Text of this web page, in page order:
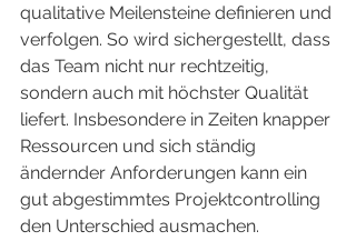
qualitative Meilensteine definieren und
verfolgen. So wird sichergestellt, dass
das Team nicht nur rechtzeitig,
sondern auch mit höchster Qualität
liefert. Insbesondere in Zeiten knapper
Ressourcen und sich ständig
ändernder Anforderungen kann ein
gut abgestimmtes Projektcontrolling
den Unterschied ausmachen.